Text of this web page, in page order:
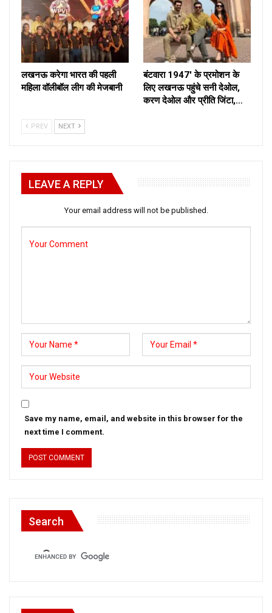
लखनऊ करेगा भारत की पहली
महिला वॉलीबॉल लीग की मेजबानी
बंटवारा 1947′ के प्रमोशन के
लिए लखनऊ पहुंचे सनी देओल,
करण देओल और प्रीति जिंटा,…
PREV NEXT
LEAVE A REPLY
Your email address will not be published.
Save my name, email, and website in this browser for the
next time I comment.
Search